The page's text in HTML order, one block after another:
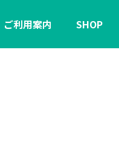
ご利用案内 SHOP